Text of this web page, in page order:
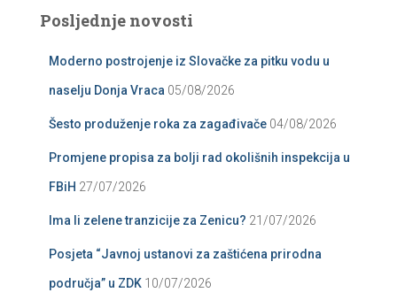
Posljednje novosti
Moderno postrojenje iz Slovačke za pitku vodu u
naselju Donja Vraca 05/08/2026
Šesto produženje roka za zagađivače 04/08/2026
Promjene propisa za bolji rad okolišnih inspekcija u
FBiH 27/07/2026
Ima li zelene tranzicije za Zenicu? 21/07/2026
Posjeta “Javnoj ustanovi za zaštićena prirodna
područja” u ZDK 10/07/2026